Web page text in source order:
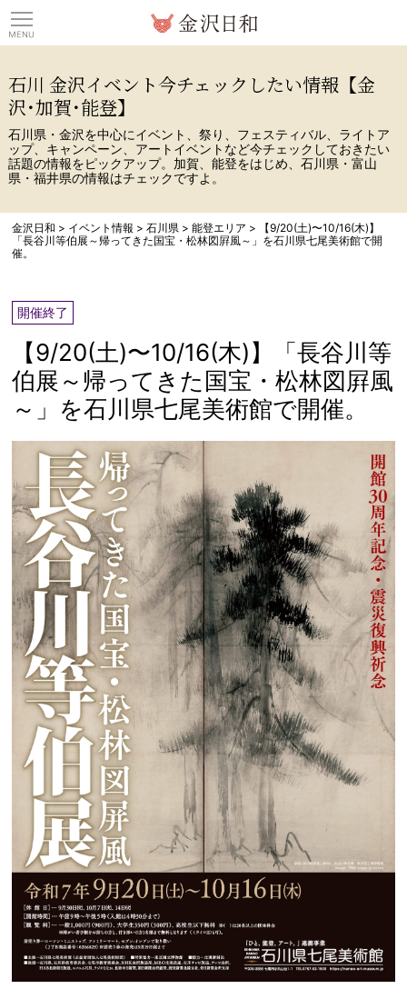
石川 金沢イベント今チェックしたい情報【金
沢･加賀･能登】
石川県・金沢を中心にイベント、祭り、フェスティバル、ライトア
ップ、キャンペーン、アートイベントなど今チェックしておきたい
話題の情報をピックアップ。加賀、能登をはじめ、石川県・富山
県・福井県の情報はチェックですよ。
金沢日和 > イベント情報 >石川県 >能登エリア >
【9/20(土)〜10/16(木)】
「長谷川等伯展～帰ってきた国宝・松林図屛風～」を石川県七尾美術館で開
催。
開催終了
【9/20(土)〜10/16(木)】「長谷川等
伯展～帰ってきた国宝・松林図屛風
～」を石川県七尾美術館で開催。